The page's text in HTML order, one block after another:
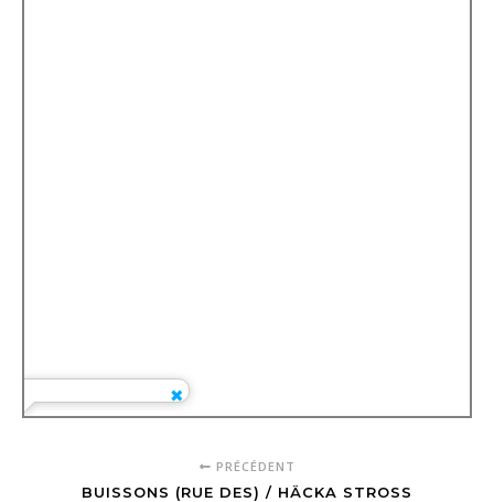
PRÉCÉDENT
BUISSONS (RUE DES) / HÄCKA STROSS